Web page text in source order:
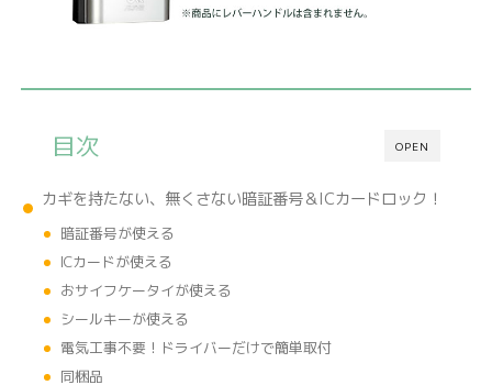
OPEN
目次
カギを持たない、無くさない暗証番号＆ICカードロック！
暗証番号が使える
ICカードが使える
おサイフケータイが使える
シールキーが使える
電気工事不要！ドライバーだけで簡単取付
同梱品